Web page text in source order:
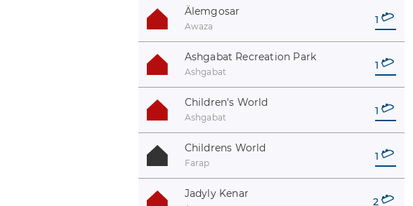
Älemgosar
Awaza
1
Ashgabat Recreation Park
Ashgabat
1
Children's World
Ashgabat
1
Childrens World
Farap
1
Jadyly Kenar
2